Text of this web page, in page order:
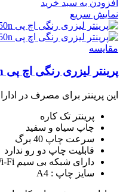
افزودن به سبد خرید
نمایش سریع
مقايسه
پرینتر لیزری رنگی اچ پی HP Color LaserJet M750n
این پرینتر برای مصرف در
پرینتر تک کاره
چاپ سیاه و سفید
سرعت چاپ 40 برگ
قابلیت چاپ دو رو ندارد
دارای شبکه بی سیم Wi-Fi
سایز چاپ : A4